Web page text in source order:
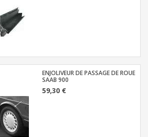
ENJOLIVEUR DE PASSAGE DE ROUE
SAAB 900
59,30 €